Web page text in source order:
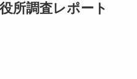
所調査レポート